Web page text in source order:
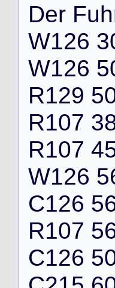
Der Fuh
W126 3
W126 5
R129 5
R107 3
R107 4
W126 5
C126 5
R107 5
C126 5